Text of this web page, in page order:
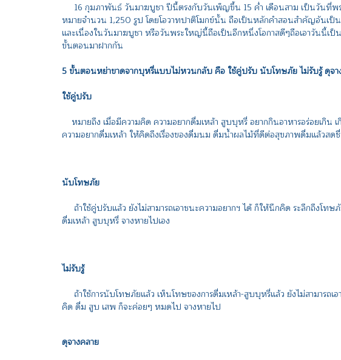
16 กุมภาพันธ์ วันมาฆบูชา ปีนี้ตรงกับวันเพ็ญขึ้น 15 ค่ำ เดือนสาม เป็นวันที่พร
หมายจำนวน 1,250 รูป โดยโอวาทปาติโมกข์นั้น ถือเป็นหลักคำสอนสำคัญอันเป็
และเนื่องในวันมาฆบูชา หรือวันพระใหญ่นี้ถือเป็นอีกหนึ่งโอกาสดีๆถือเอาวันนี้เป็น
ขั้นตอนมาฝากกัน
5 ขั้นตอนหย่าขาดจากบุหรี่แบบไม่หวนกลับ คือ ใช้คู่ปรับ นับโทษภัย ไม่รับรู้ ดุจา
ใช้คู่ปรับ
หมายถึง เมื่อมีความคิด ความอยากดื่มเหล้า สูบบุหรี่ อยากกินอาหารอร่อยเกิน
ความอยากดื่มเหล้า ให้คิดถึงเรื่องของดื่มนม ดื่มน้ำผลไม้ที่ดีต่อสุขภาพดื่มแล้วส
นับโทษภัย
ถ้าใช้คู่ปรับแล้ว ยังไม่สามารถเอาชนะความอยากฯ ได้ ก็ให้นึกคิด ระลึกถึงโทษ
ดื่มเหล้า สูบบุหรี่ จางหายไปเอง
ไม่รับรู้
ถ้าใช้การนับโทษภัยแล้ว เห็นโทษของการดื่มเหล้า-สูบบุหรี่แล้ว ยังไม่สามารถ
คิด ดื่ม สูบ เสพ ก็จะค่อยๆ หมดไป จางหายไป
ดุจางคลาย